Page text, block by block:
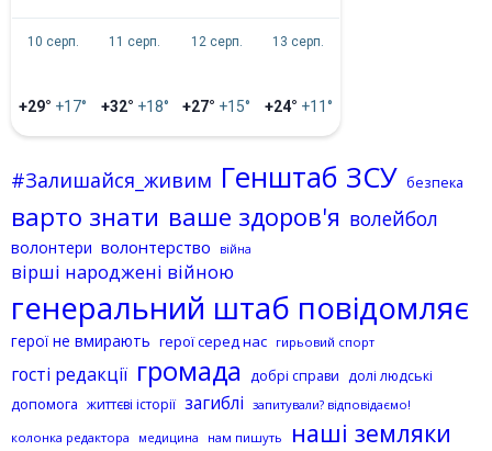
10 серп.
+29° +17°
11 серп.
+32° +18°
12 серп.
+27° +15°
13 серп.
+24° +11°
#Залишайся_живим Генштаб ЗСУ безпека
варто знати ваше здоров'я волейбол
волонтери волонтерство війна
вірші народжені війною
генеральний штаб повідомляє
герої не вмирають герої серед нас гирьовий спорт
гості редакції громада добрі справи долі людські
допомога життєві історії загиблі запитували? відповідаємо!
колонка редактора
медицина нам пишуть наші земляки